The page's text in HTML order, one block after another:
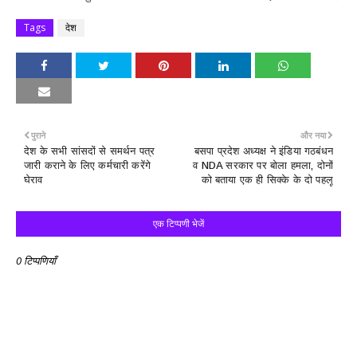
Tags देश
और नया
बसपा प्रदेश अध्यक्ष ने इंडिया गठबंधन
व NDA सरकार पर बोला हमला, दोनों
को बताया एक ही सिक्के के दो पहलू
पुराने
देश के सभी सांसदों से समर्थन पत्र
जारी कराने के लिए कर्मचारी करेंगे
घेराव
एक टिप्पणी भेजें
0 टिप्पणियाँ